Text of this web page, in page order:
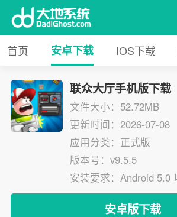
首页 安卓下载 IOS下载
联众大厅手机版下载
文件大小：52.72MB
更新时间：2026-07-08
应用分类：正式版
版本号：v9.5.5
安装要求：Android 5.0
安卓版下载